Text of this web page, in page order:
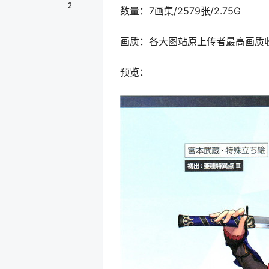
数量：7画集/2579张/2.75G
画质：各大图站原上传者最高画质
预览：
2